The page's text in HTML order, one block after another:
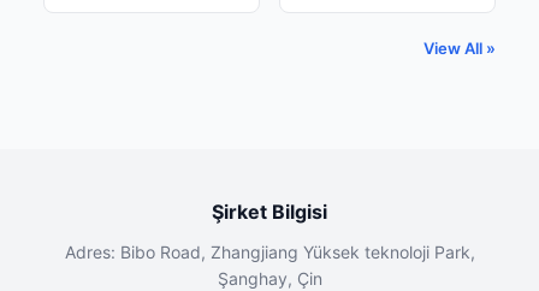
View All »
Şirket Bilgisi
Adres: Bibo Road, Zhangjiang Yüksek teknoloji Park,
Şanghay, Çin